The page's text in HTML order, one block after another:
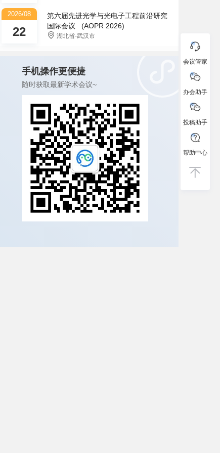
2026/08
22
第六届先进光学与光电子工程前沿研究
国际会议 (AOPR 2026)
湖北省-武汉市
手机操作更便捷
随时获取最新学术会议~
会议管家
办会助手
投稿助手
帮助中心